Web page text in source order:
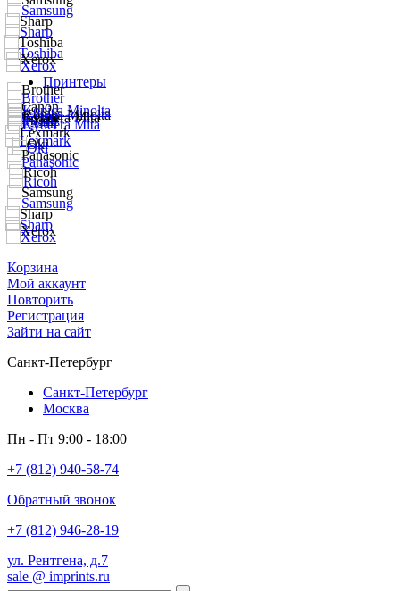
Принтеры
Корзина
Мой аккаунт
Повторить
Регистрация
Зайти на сайт
Санкт-Петербург
Санкт-Петербург
Москва
Пн - Пт 9:00 - 18:00
+7 (812) 940-58-74
Обратный звонок
+7 (812) 946-28-19
ул. Рентгена, д.7
sale @ imprints.ru